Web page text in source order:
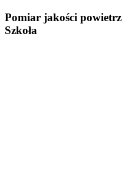
Pomiar jakości
Szkoła